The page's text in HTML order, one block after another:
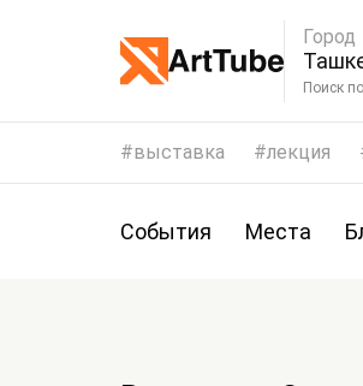
Город
выставка лекция
События Места